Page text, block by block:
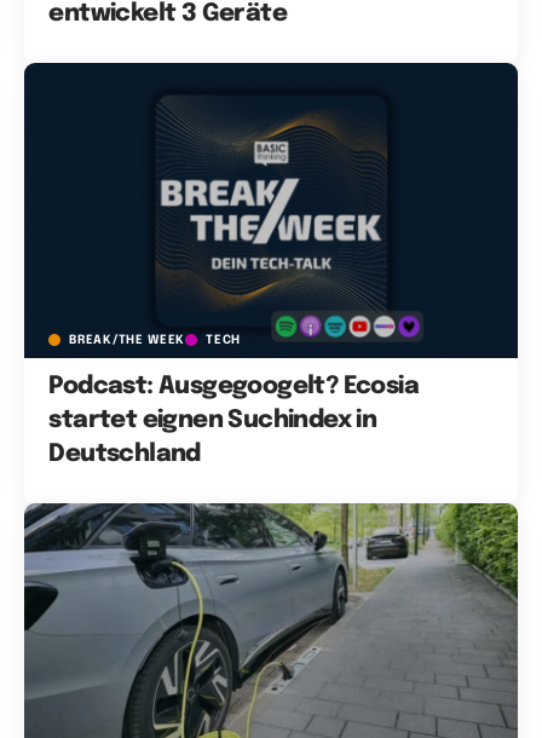
entwickelt 3 Geräte
BREAK/THE WEEK TECH
Podcast: Ausgegoogelt? Ecosia
startet eignen Suchindex in
Deutschland